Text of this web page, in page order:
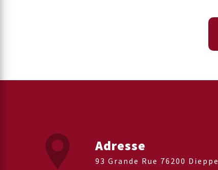
Adresse
93 Grande Rue 76200 Dieppe